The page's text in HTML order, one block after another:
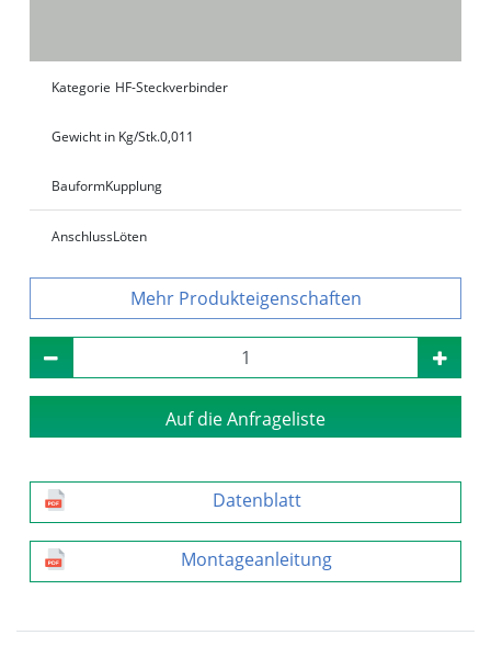
Kategorie HF-Steckverbinder
Gewicht in Kg/Stk.0,011
BauformKupplung
AnschlussLöten
Produkteigenschaften
Auf die Anfrageliste
Datenblatt
Montageanleitung